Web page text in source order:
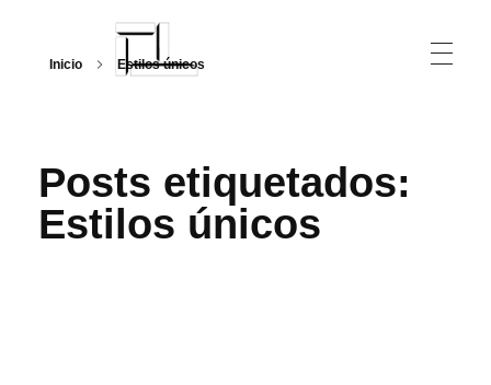
Inicio Estilos únicos
Posts etiquetados:
Estilos únicos